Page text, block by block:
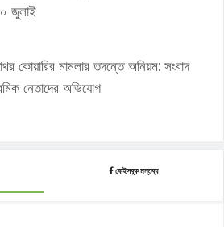
জুলাই
কোয়ারির মামলার তদন্তে অনিয়ম: সংবাদ
নেতাদের অভিযোগ
ফেইসবুক মন্তব্য